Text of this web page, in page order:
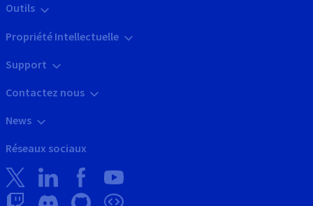
Outils
Propriété Intellectuelle
Support
Contactez nous
News
Réseaux sociaux